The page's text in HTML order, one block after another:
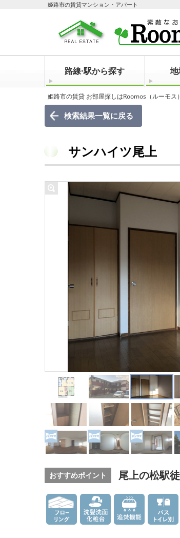
姫路市の賃貸マンション・アパート
路線·駅から探す
姫路市の賃貸 お部屋探しはRoomos（ルーモス
検索結果一覧に戻る
サンハイツ尾上
おすすめポイント 尾上の松駅